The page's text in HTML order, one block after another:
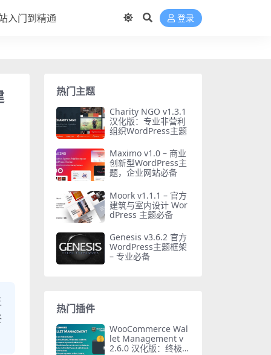
入门到精通 登录
热门主题
Charity NGO v1.3.1
汉化版：专业非营利
组织WordPress主题
Maximo v1.0 – 商业
创新型WordPress主
题，企业网站必备
Moork v1.1.1 – 官方
建筑与室内设计 Wor
dPress 主题必备
Genesis v3.6.2 官方
WordPress主题框架
– 专业必备
热门插件
WooCommerce Wal
let Management v
2.6.0 汉化版：终极W